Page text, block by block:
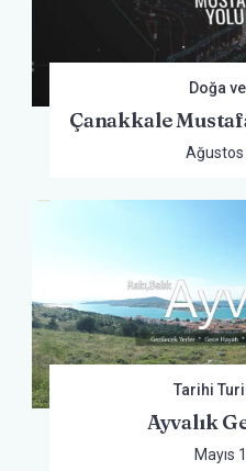
Doğa
Çanakkale
Ağustos
Tarihi
Ayvalık
Mayıs